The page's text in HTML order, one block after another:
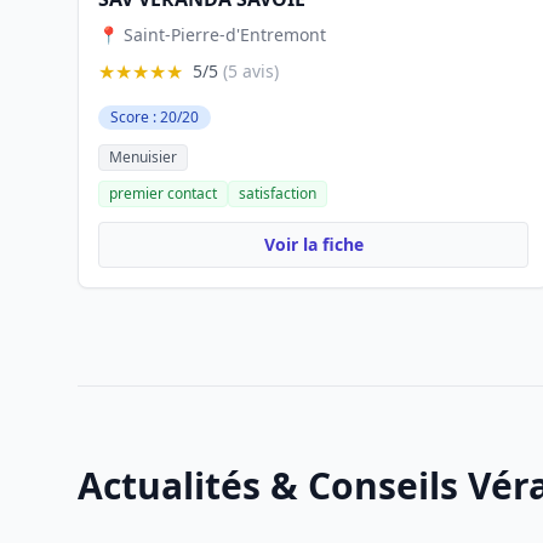
📍 Saint-Pierre-d'Entremont
★★★★★ 5/5 (5 avis)
Score : 20/20
Menuisier
premier contact
satisfaction
Voir la fiche
Actualités & Conseils